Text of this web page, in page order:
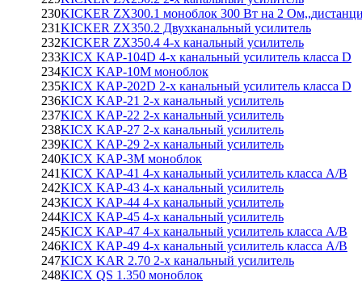
230KICKER ZX300.1 моноблок 300 Вт на 2
231KICKER ZX350.2 Двухканальный усилитель
232KICKER ZX350.4 4-х канальный усилитель
233KICX KAP-104D 4-х канальный усилитель класса D
234KICX KAP-10M моноблок
235KICX KAP-202D 2-х канальный усилитель класса D
236KICX KAP-21 2-х канальный усилитель
237KICX KAP-22 2-х канальный усилитель
238KICX KAP-27 2-х канальный усилитель
239KICX KAP-29 2-х канальный усилитель
240KICX KAP-3M моноблок
241KICX KAP-41 4-х канальный усилитель класса A/B
242KICX KAP-43 4-х канальный усилитель
243KICX KAP-44 4-х канальный усилитель
244KICX KAP-45 4-х канальный усилитель
245KICX KAP-47 4-х канальный усилитель класса A/B
246KICX KAP-49 4-х канальный усилитель класса A/B
247KICX KAR 2.70 2-х канальный усилитель
248KICX QS 1.350 моноблок